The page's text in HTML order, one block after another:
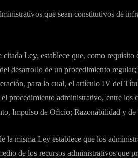
que sean constitutivos de
citada Ley, establece que, como
desarrollo de un procedimiento
para lo cual, el artículo IV del
procedimiento administrativo, entre los
Impulso de Oﬁcio; Razonabilidad y de
la misma Ley establece que los
de los recursos administrativos que